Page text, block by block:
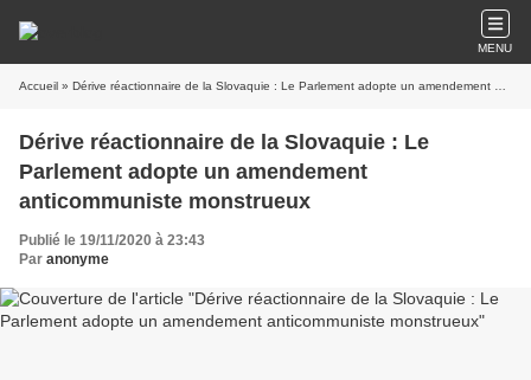
MENU
Accueil » Dérive réactionnaire de la Slovaquie : Le Parlement adopte un amendement anticommuniste monstrueux
Dérive réactionnaire de la Slovaquie : Le
Parlement adopte un amendement
anticommuniste monstrueux
Publié le 19/11/2020 à 23:43
Par anonyme